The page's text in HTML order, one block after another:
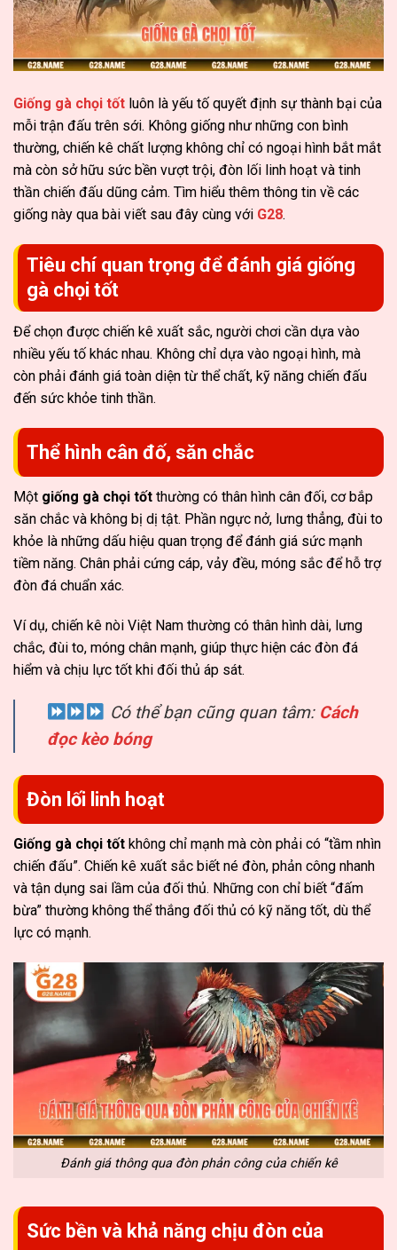
Giống gà chọi tốt luôn là yếu tố quyết định sự thành bại của
mỗi trận đấu trên sới. Không giống như những con bình
thường, chiến kê chất lượng không chỉ có ngoại hình bắt mắt
mà còn sở hữu sức bền vượt trội, đòn lối linh hoạt và tinh
thần chiến đấu dũng cảm. Tìm hiểu thêm thông tin về các
giống này qua bài viết sau đây cùng với G28.
Tiêu chí quan trọng để đánh giá giống
gà chọi tốt
Để chọn được chiến kê xuất sắc, người chơi cần dựa vào
nhiều yếu tố khác nhau. Không chỉ dựa vào ngoại hình, mà
còn phải đánh giá toàn diện từ thể chất, kỹ năng chiến đấu
đến sức khỏe tinh thần.
Thể hình cân đố, săn chắc
Một giống gà chọi tốt thường có thân hình cân đối, cơ bắp
săn chắc và không bị dị tật. Phần ngực nở, lưng thẳng, đùi to
khỏe là những dấu hiệu quan trọng để đánh giá sức mạnh
tiềm năng. Chân phải cứng cáp, vảy đều, móng sắc để hỗ trợ
đòn đá chuẩn xác.
Ví dụ, chiến kê nòi Việt Nam thường có thân hình dài, lưng
chắc, đùi to, móng chân mạnh, giúp thực hiện các đòn đá
hiểm và chịu lực tốt khi đối thủ áp sát.
Có thể bạn cũng quan tâm: Cách
đọc kèo bóng
Đòn lối linh hoạt
Giống gà chọi tốt không chỉ mạnh mà còn phải có “tầm nhìn
chiến đấu”. Chiến kê xuất sắc biết né đòn, phản công nhanh
và tận dụng sai lầm của đối thủ. Những con chỉ biết “đấm
bừa” thường không thể thắng đối thủ có kỹ năng tốt, dù thể
lực có mạnh.
Đánh giá thông qua đòn phản công của chiến kê
Sức bền và khả năng chịu đòn của